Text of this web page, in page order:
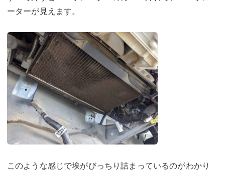
ーターが見えます。
このような感じで埃がびっちり詰まっているのがわかり